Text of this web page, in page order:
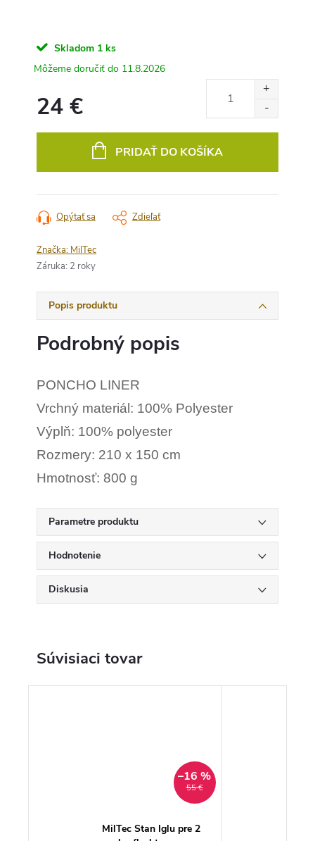
Skladom 1 ks
11.8.2026
24 €
PRIDAŤ DO KOŠÍKA
Opýtať sa Zdieľať
Značka: MilTec
Záruka: 2 roky
Popis produktu
Podrobný popis
PONCHO LINER
Vrchný materiál: 100% Polyester
Výplň: 100% polyester
Rozmery: 210 x 150 cm
Hmotnosť: 800 g
Parametre produktu
Hodnotenie
Diskusia
Súvisiaci tovar
55 €
–16 %
MilTec Stan Iglu pre 2